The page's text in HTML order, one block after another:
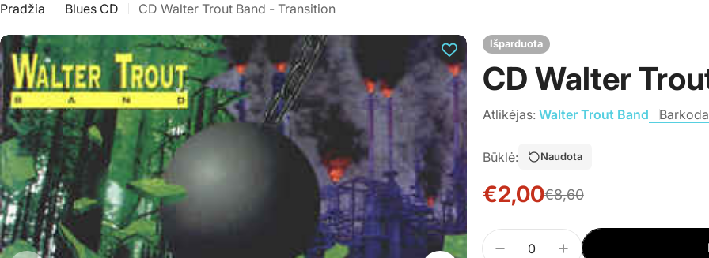
Pradžia Blues CD CD Walter Trout Band - Transition
Išparduota
CD Walter
Atlikėjas: Walter Trout Band
Būklė: Naudota
Išpardavimo
kaina
€2,00
Įprasta
kaina
€8,60
Kiekis